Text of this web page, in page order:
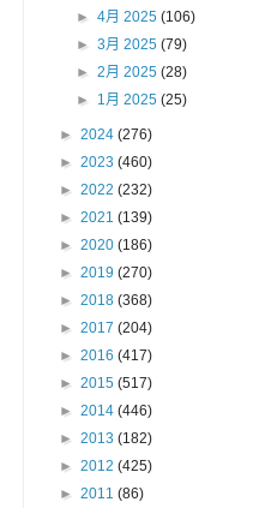
►4月 2025(106)
►3月 2025(79)
►2月 2025(28)
► 1月 2025(25)
► 2024 (276)
► 2023 (460)
► 2022 (232)
► 2021 (139)
► 2020 (186)
► 2019 (270)
► 2018 (368)
► 2017 (204)
► 2016 (417)
► 2015 (517)
► 2014 (446)
► 2013 (182)
► 2012 (425)
► 2011 (86)